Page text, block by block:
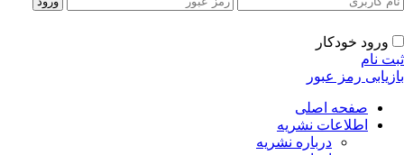
ورود خودکار
ثبت نام
بازیابی رمز عبور
صفحه اصلی
اطلاعات نشریه
درباره نشریه